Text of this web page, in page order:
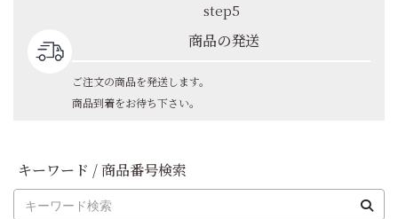
step5
商品の発送
ご注文の商品を発送します。
商品到着をお待ち下さい。
キーワード / 商品番号検索